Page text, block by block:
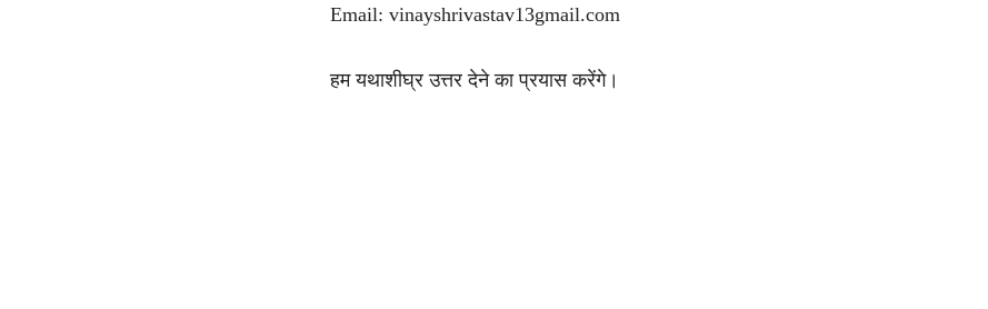
Email: vinayshrivastav13gmail.com
हम यथाशीघ्र उत्तर देने का प्रयास करेंगे।